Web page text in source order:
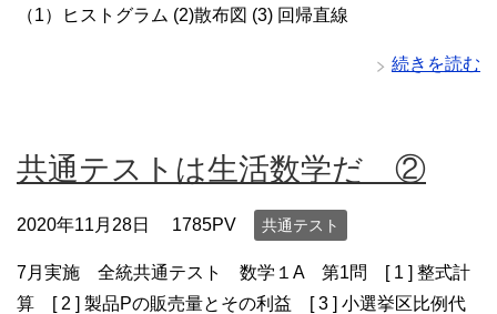
（1）ヒストグラム (2)散布図 (3) 回帰直線
続きを読む
共通テストは生活数学だ ②
2020年11月28日 1785PV 共通テスト
7月実施 全統共通テスト 数学１A 第1問 [ 1 ] 整式計
算 [ 2 ] 製品Pの販売量とその利益 [ 3 ] 小選挙区比例代